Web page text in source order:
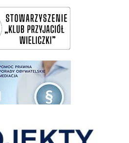
na bis
wieliczka